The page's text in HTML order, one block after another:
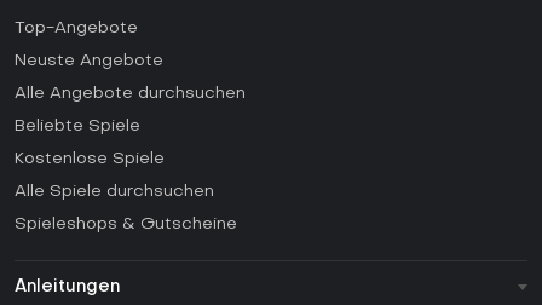
Top-Angebote
Neuste Angebote
Alle Angebote durchsuchen
Beliebte Spiele
Kostenlose Spiele
Alle Spiele durchsuchen
Spieleshops & Gutscheine
Anleitungen